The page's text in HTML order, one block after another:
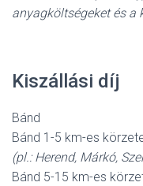
anyagköltségeket és
Kiszállási díj
Bánd 1-5
(pl.: Herend, Márkó,
Bánd 5-15